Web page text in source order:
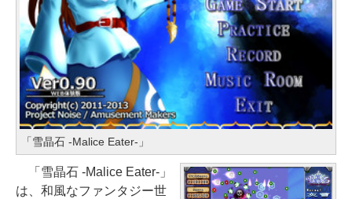
「雪晶石 -Malice Eater-」
「雪晶石 -Malice Eater-」
は、和風なファンタジー世